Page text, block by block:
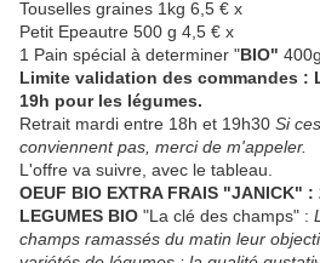
Touselles graines 1kg 6,5 € x
Petit Epeautre 500 g 4,5 € x
1 Pain spécial à determiner "BIO"
Limite validation des commandes :
19h pour les légumes.
Retrait mardi entre 18h et 19h30 Si
conviennent pas, merci de m'appeler.
L'offre va suivre, avec le tableau.
OEUF BIO EXTRA FRAIS "JANICK" :
LEGUMES BIO "La clé des champs" :
champs ramassés du matin leur